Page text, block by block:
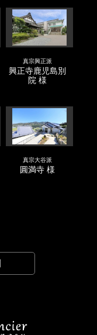
真宗興正派
興正寺鹿児島別
院 様
真宗大谷派
圓満寺 様